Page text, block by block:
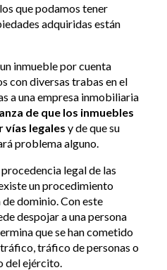
que podamos tener
adquiridas están
inmueble por cuenta
con diversas trabas en el
a una empresa inmobiliaria
de que los inmuebles
vías legales y de que su
problema alguno.
legal de las
un procedimiento
dominio. Con este
despojar a una persona
que se han cometido
tráfico de personas o
del ejército.